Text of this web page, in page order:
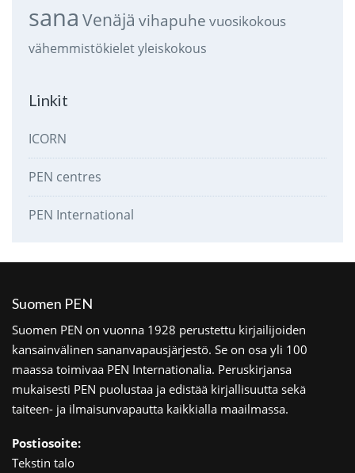
sana Venäjä vihapuhe vuosikokous
vähemmistökieletyleiskokous
Linkit
ICORN
PEN centres
PEN International
Suomen PEN
Suomen PEN on vuonna 1928 perustettu kirjailijoiden
kansainvälinen sananvapausjärjestö. Se on osa yli 100
maassa toimivaa PEN Internationalia. Peruskirjansa
mukaisesti PEN puolustaa ja edistää kirjallisuutta sekä
taiteen- ja ilmaisunvapautta kaikkialla maailmassa.
Postiosoite:
Tekstin talo